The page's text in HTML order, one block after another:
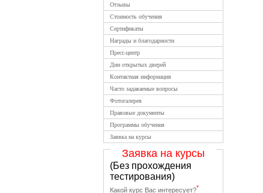
Отзывы
Стоимость обучения
Сертификаты
Награды и благодарности
Пресс-центр
Дни открытых дверей
Контактная информация
Часто задаваемые вопросы
Фотогалерея
Правовые документы
Программы обучения
Заявка на курсы
Заявка на курсы
(Без прохождения
тестирования)
Какой курс Вас интересует?*